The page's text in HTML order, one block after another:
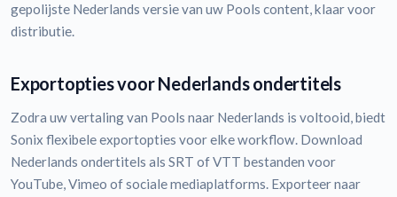
gepolijste Nederlands versie van uw Pools content, klaar voor
distributie.
Exportopties voor Nederlands ondertitels
Zodra uw vertaling van Pools naar Nederlands is voltooid, biedt
Sonix flexibele exportopties voor elke workflow. Download
Nederlands ondertitels als SRT of VTT bestanden voor
YouTube, Vimeo of sociale mediaplatforms. Exporteer naar